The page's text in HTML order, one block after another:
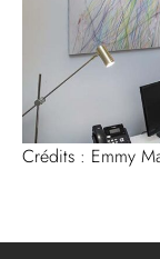
Crédits : Emmy